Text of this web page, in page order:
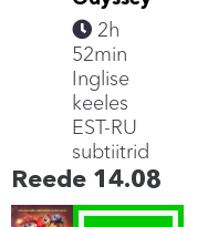
2h
52min
Inglise
keeles
EST-RU
subtiitrid
Reede 14.08